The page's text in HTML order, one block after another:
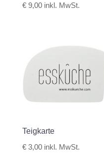
€9,00 inkl. MwSt.
Teigkarte
€3,00 inkl. MwSt.